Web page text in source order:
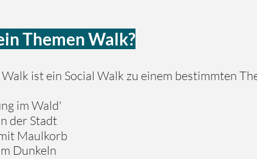
Themen Walk?
ist ein Social Walk zu einem bestimmten
im Wald'
der Stadt
Maulkorb
Dunkeln